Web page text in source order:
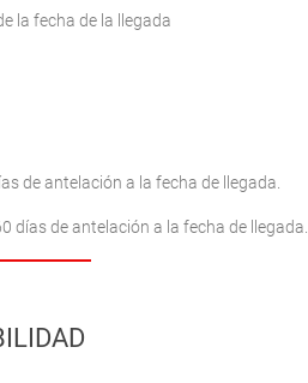
la fecha de la llegada
de antelación a la fecha de llegada.
días de antelación a la fecha de llegada.